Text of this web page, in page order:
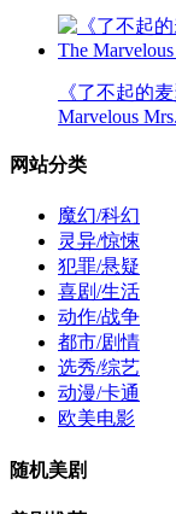
《了不起的
Marvelous
网站分类
魔幻/科幻
灵异/惊悚
犯罪/悬疑
喜剧/生活
动作/战争
都市/剧情
选秀/综艺
动漫/卡通
欧美电影
随机美剧